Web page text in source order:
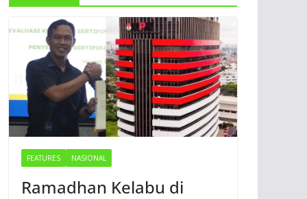
FEATURES NASIONAL
Ramadhan Kelabu di